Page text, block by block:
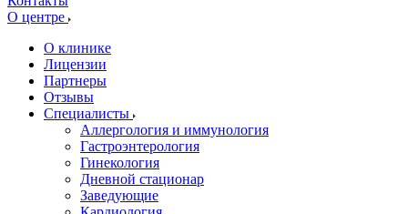
О центре
О клинике
Лицензии
Партнеры
Отзывы
Специалисты
Аллергология и иммунология
Гастроэнтерология
Гинекология
Дневной стационар
Заведующие